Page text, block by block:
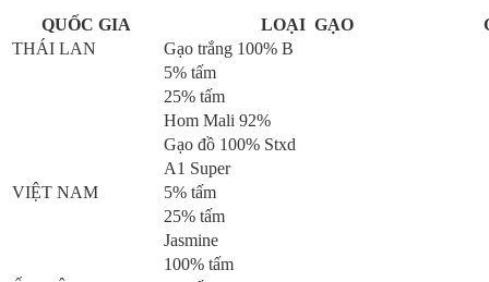
QUỐC GIA LOẠI GẠO
THÁI LAN
Gạo trắng 100% B
5% tấm
25% tấm
Hom Mali 92%
Gạo đồ 100% Stxd
A1 Super
VIỆT NAM
5% tấm
25% tấm
Jasmine
100% tấm